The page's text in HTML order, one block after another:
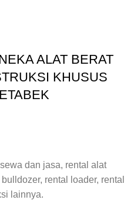
ALAT BERAT
KHUSUS
dan jasa, rental alat
rental loader, rental
lainnya.